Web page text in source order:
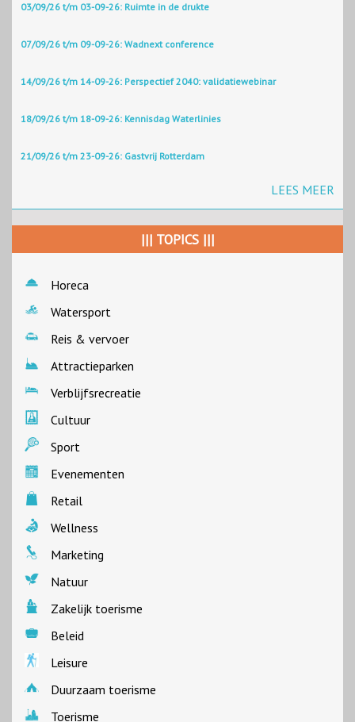
03/09/26 t/m 03-09-26: Ruimte in de drukte
07/09/26 t/m 09-09-26: Wadnext conference
14/09/26 t/m 14-09-26: Perspectief 2040: validatiewebinar
18/09/26 t/m 18-09-26: Kennisdag Waterlinies
21/09/26 t/m 23-09-26: Gastvrij Rotterdam
LEES MEER
||| TOPICS |||
Horeca
Watersport
Reis & vervoer
Attractieparken
Verblijfsrecreatie
Cultuur
Sport
Evenementen
Retail
Wellness
Marketing
Natuur
Zakelijk toerisme
Beleid
Leisure
Duurzaam toerisme
Toerisme